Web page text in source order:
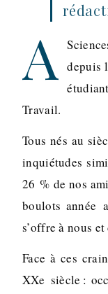
A
depuis
Travail.
Tous nés au
inquiétudes
26 % de nos
boulots année
s’offre à nous
Face à ces
XXe siècle :